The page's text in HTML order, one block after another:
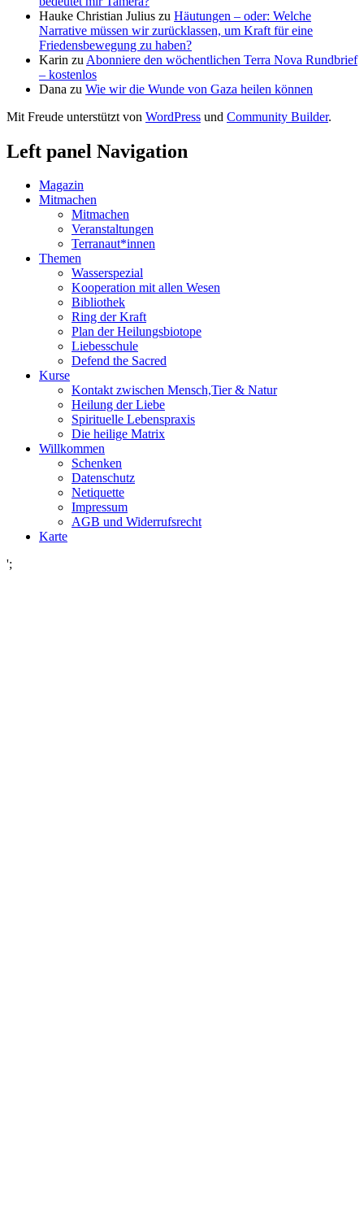
Hauke Christian Julius zu Häutungen – oder: Welche
Narrative müssen wir zurücklassen, um Kraft für eine
Friedensbewegung zu haben?
Karin zu Abonniere den wöchentlichen Terra Nova Rundbrief
– kostenlos
Dana zu Wie wir die Wunde von Gaza heilen können
Mit Freude unterstützt von WordPress und Community Builder.
Left panel Navigation
Magazin
Mitmachen
Mitmachen
Veranstaltungen
Terranaut*innen
Themen
Wasserspezial
Kooperation mit allen Wesen
Bibliothek
Ring der Kraft
Plan der Heilungsbiotope
Liebesschule
Defend the Sacred
Kurse
Kontakt zwischen Mensch,Tier & Natur
Heilung der Liebe
Spirituelle Lebenspraxis
Die heilige Matrix
Willkommen
Schenken
Datenschutz
Netiquette
Impressum
AGB und Widerrufsrecht
Karte
';